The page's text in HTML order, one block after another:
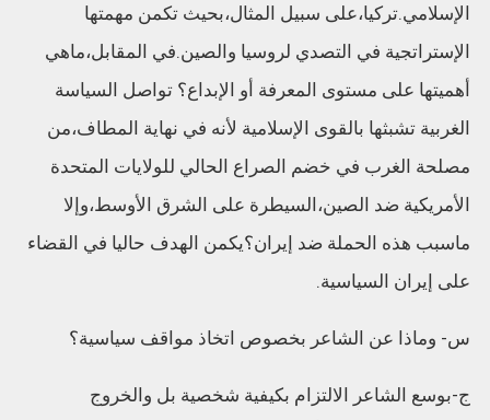
الإسلامي.تركيا،على سبيل المثال،بحيث تكمن مهمتها
الإستراتجية في التصدي لروسيا والصين.في المقابل،ماهي
أهميتها على مستوى المعرفة أو الإبداع؟ تواصل السياسة
الغربية تشبثها بالقوى الإسلامية لأنه في نهاية المطاف،من
مصلحة الغرب في خضم الصراع الحالي للولايات المتحدة
الأمريكية ضد الصين،السيطرة على الشرق الأوسط،وإلا
ماسبب هذه الحملة ضد إيران؟يكمن الهدف حاليا في القضاء
على إيران السياسية.
س- وماذا عن الشاعر بخصوص اتخاذ مواقف سياسية؟
ج-بوسع الشاعر الالتزام بكيفية شخصية بل والخروج